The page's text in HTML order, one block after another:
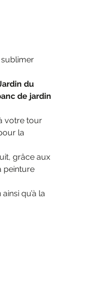
sublimer
du
de jardin
votre tour
la
grâce aux
peinture
qu’à la